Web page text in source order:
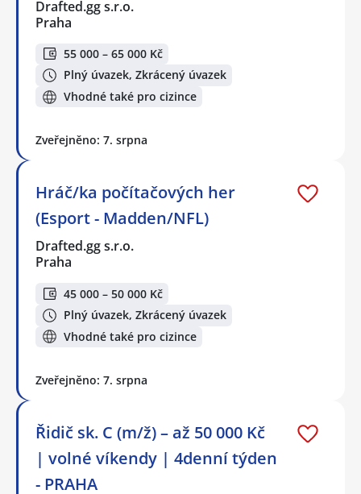
Drafted.gg s.r.o.
Praha
55 000 – 65 000 Kč
Plný úvazek, Zkrácený úvazek
Vhodné také pro cizince
Zveřejněno: 7. srpna
Hráč/ka počítačových her
(Esport - Madden/NFL)
Drafted.gg s.r.o.
Praha
45 000 – 50 000 Kč
Plný úvazek, Zkrácený úvazek
Vhodné také pro cizince
Zveřejněno: 7. srpna
Řidič sk. C (m/ž) – až 50 000 Kč
| volné víkendy | 4denní týden
- PRAHA